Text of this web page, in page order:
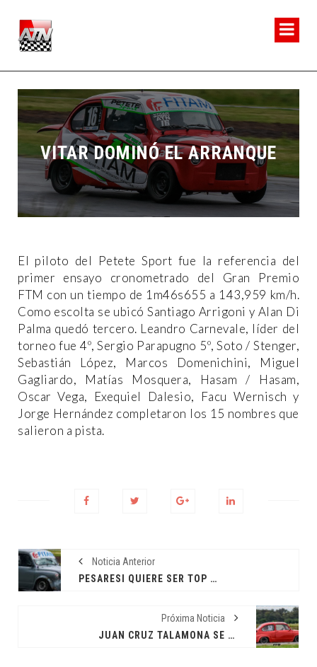
VITAR DOMINÓ EL ARRANQUE
El piloto del Petete Sport fue la referencia del
primer ensayo cronometrado del Gran Premio
FTM con un tiempo de 1m46s655 a 143,959 km/h.
Como escolta se ubicó Santiago Arrigoni y Alan Di
Palma quedó tercero. Leandro Carnevale, líder del
torneo fue 4º, Sergio Parapugno 5º, Soto / Stenger,
Sebastián López, Marcos Domenichini, Miguel
Gagliardo, Matías Mosquera, Hasam / Hasam,
Oscar Vega, Exequiel Dalesio, Facu Wernisch y
Jorge Hernández completaron los 15 nombres que
salieron a pista.
Noticia Anterior
PESARESI QUIERE SER TOP TEN
Próxima Noticia
JUAN CRUZ TALAMONA SE LLEVÓ LA SEGUNDA